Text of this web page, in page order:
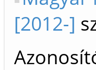
[2012-]